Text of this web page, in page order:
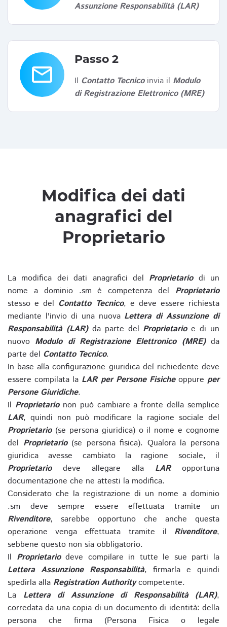
Assunzione Responsabilità (LAR)
email
Passo 2
Il Contatto Tecnicoinvia il Modulo
di Registrazione Elettronico (MRE)
Modifica dei dati
anagrafici del
Proprietario
La modifica dei dati anagrafici del Proprietariodi un
nome a dominio .sm è competenza del Proprietario
stesso e del Contatto Tecnico, e deve essere richiesta
mediante l'invio di una nuova Lettera di Assunzione di
Responsabilità (LAR)da parte del Proprietarioe di un
nuovo Modulo di Registrazione Elettronico (MRE)da
parte del Contatto Tecnico.
In base alla configurazione giuridica del richiedente deve
essere compilata la LAR per Persone Fisicheoppure per
Persone Giuridiche.
Il Proprietarionon può cambiare a fronte della semplice
LAR, quindi non può modificare la ragione sociale del
Proprietario(se persona giuridica) o il nome e cognome
del Proprietario(se persona fisica). Qualora la persona
giuridica avesse cambiato la ragione sociale, il
Proprietariodeve allegare alla LARopportuna
documentazione che ne attesti la modifica.
Considerato che la registrazione di un nome a dominio
.sm deve sempre essere effettuata tramite un
Rivenditore, sarebbe opportuno che anche questa
operazione venga effettuata tramite il Rivenditore,
sebbene questo non sia obbligatorio.
Il Proprietariodeve compilare in tutte le sue parti la
Lettera Assunzione Responsabilità, firmarla e quindi
spedirla alla Registration Authoritycompetente.
La Lettera di Assunzione di Responsabilità (LAR),
corredata da una copia di un documento di identità: della
persona che firma (Persona Fisica o legale